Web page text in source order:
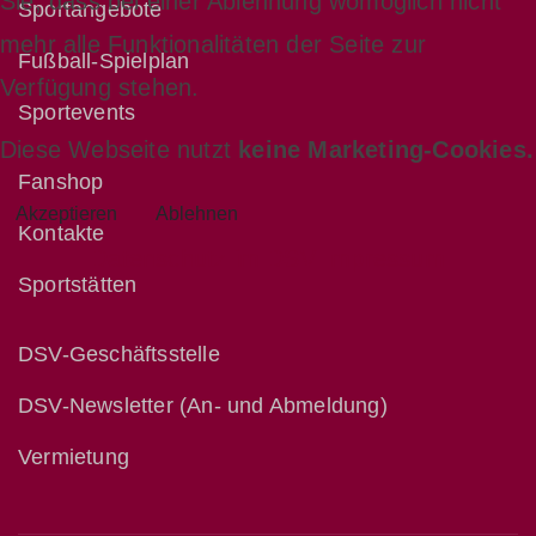
Sportangebote
Fußball-Spielplan
Sportevents
Fanshop
Kontakte
Sportstätten
DSV-Geschäftsstelle
DSV-Newsletter (An- und Abmeldung)
Vermietung
mehr alle Funktionalitäten der Seite zur
Verfügung stehen.
Diese Webseite nutzt keine Marketing-Cookies.
Akzeptieren Ablehnen